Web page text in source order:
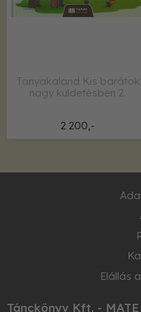
2 200,-
Tanyakaland Kis barátok
nagy küldetésben 2.
Elállás
Tánckönyv Kft. -